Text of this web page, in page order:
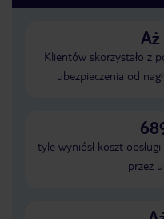
Klientów skorzystało z
ubezpieczenia od
tyle wyniósł koszt
przez